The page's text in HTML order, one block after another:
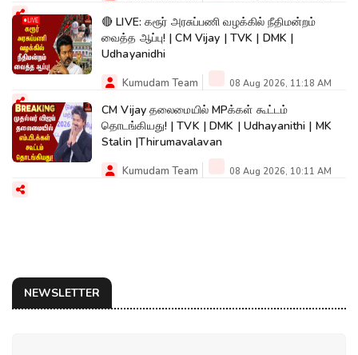
🔴 LIVE: கரூர் அரசுப்பணி வழக்கில் நீதிமன்றம்
வைத்த ஆப்பு! | CM Vijay | TVK | DMK |
Udhayanidhi
Kumudam Team 08 Aug 2026, 11:18 AM
CM Vijay தலைமையில் MPக்கள் கூட்டம்
தொடங்கியது! | TVK | DMK | Udhayanithi | MK
Stalin |Thirumavalavan
Kumudam Team 08 Aug 2026, 10:11 AM
NEWSLETTER